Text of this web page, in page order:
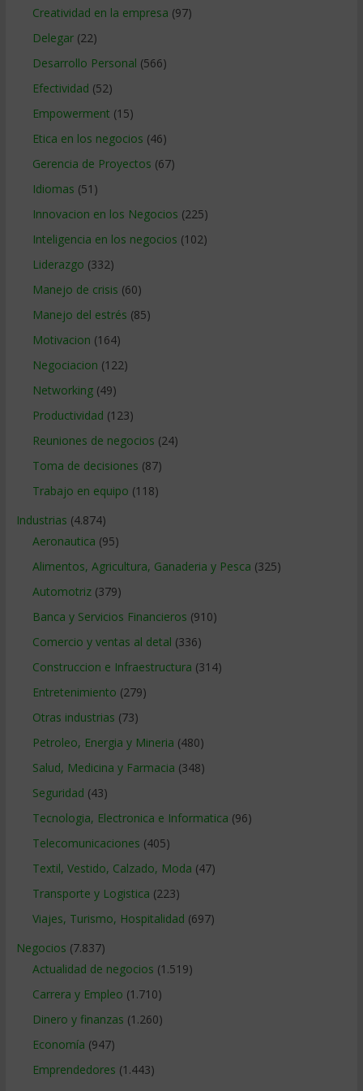
Creatividad en la empresa (97)
Delegar(22)
Desarrollo Personal (566)
Efectividad (52)
Empowerment (15)
Etica en los negocios (46)
Gerencia de Proyectos (67)
Idiomas (51)
Innovacion en los Negocios (225)
Inteligencia en los negocios (102)
Liderazgo (332)
Manejo de crisis (60)
Manejo del estrés (85)
Motivacion (164)
Negociacion (122)
Networking(49)
Productividad (123)
Reuniones de negocios (24)
Toma de decisiones (87)
Trabajo en equipo (118)
Industrias (4.874)
Aeronautica (95)
Alimentos, Agricultura, Ganaderia y Pesca (325)
Automotriz(379)
Banca y Servicios Financieros (910)
Comercio y ventas al detal (336)
Construccion e Infraestructura (314)
Entretenimiento (279)
Otras industrias (73)
Petroleo, Energia y Mineria (480)
Salud, Medicina y Farmacia (348)
Seguridad (43)
Tecnologia, Electronica e Informatica (96)
Telecomunicaciones (405)
Textil, Vestido, Calzado, Moda (47)
Transporte y Logistica (223)
Viajes, Turismo, Hospitalidad (697)
Negocios (7.837)
Actualidad de negocios (1.519)
Carrera y Empleo (1.710)
Dinero y finanzas (1.260)
Economía (947)
Emprendedores (1.443)